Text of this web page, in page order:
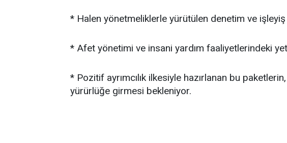
* Halen yönetmeliklerle yürütülen denetim ve işleyiş
* Afet yönetimi ve insani yardım faaliyetlerindeki
* Pozitif ayrımcılık ilkesiyle hazırlanan bu
yürürlüğe girmesi bekleniyor.